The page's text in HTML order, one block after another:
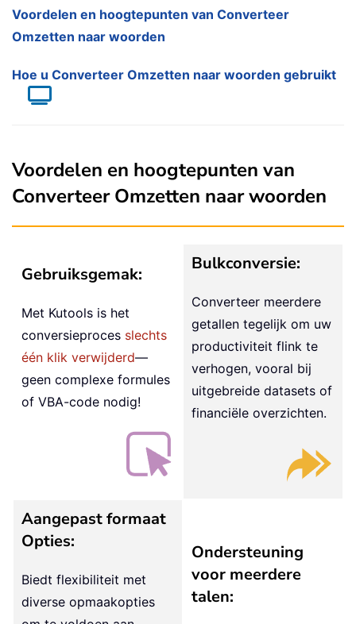
Voordelen en hoogtepunten van Converteer
Omzetten naar woorden
Hoe u Converteer Omzetten naar woorden gebruikt
Voordelen en hoogtepunten van
Converteer Omzetten naar woorden
Gebruiksgemak:
Met Kutools is het
conversieproces slechts
één klik verwijderd—
geen complexe formules
of VBA-code nodig!
Bulkconversie:
Converteer meerdere
getallen tegelijk om uw
productiviteit flink te
verhogen, vooral bij
uitgebreide datasets of
financiële overzichten.
Aangepast formaat
Opties:
Biedt flexibiliteit met
diverse opmaakopties
Ondersteuning
voor meerdere
talen: